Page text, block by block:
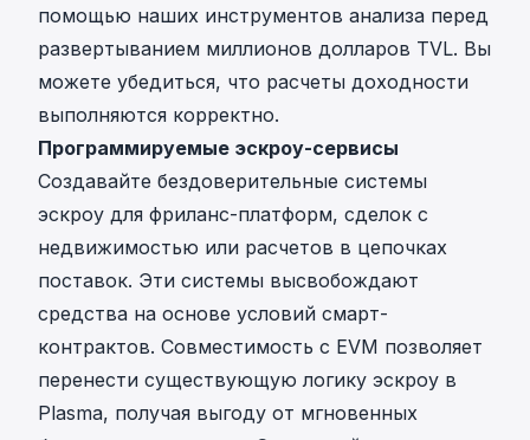
помощью наших инструментов анализа перед
развертыванием миллионов долларов TVL. Вы
можете убедиться, что расчеты доходности
выполняются корректно.
Программируемые эскроу-сервисы
Создавайте бездоверительные системы
эскроу для фриланс-платформ, сделок с
недвижимостью или расчетов в цепочках
поставок. Эти системы высвобождают
средства на основе условий смарт-
контрактов. Совместимость с EVM позволяет
перенести существующую логику эскроу в
Plasma, получая выгоду от мгновенных